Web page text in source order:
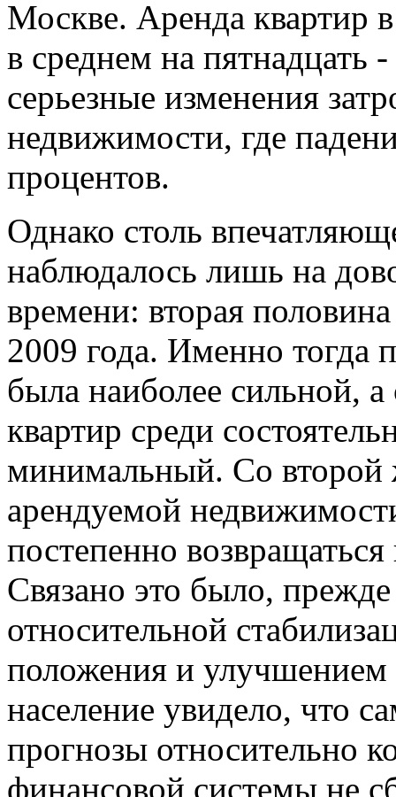
Москве. Аренда квартир
в среднем на пятнадцать
серьезные изменения
недвижимости, где
процентов.
Однако столь
наблюдалось лишь на
времени: вторая
2009 года. Именно тогда
была наиболее сильной,
квартир среди
минимальный. Со второй
арендуемой
постепенно
Связано это было, прежде
относительной
положения и улучшением
население увидело, что
прогнозы относительно
финансовой системы не